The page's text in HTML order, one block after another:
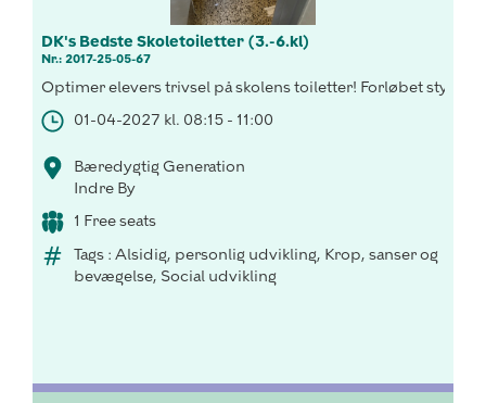
DK's Bedste Skoletoiletter (3.-6.kl)
Nr.: 2017-25-05-67
Optimer elevers trivsel på skolens toiletter! Forløbet
01-04-2027 kl. 08:15 - 11:00
Bæredygtig Generation
Indre By
1 Free seats
Tags : Alsidig, personlig udvikling, Krop, sanser og
bevægelse, Social udvikling